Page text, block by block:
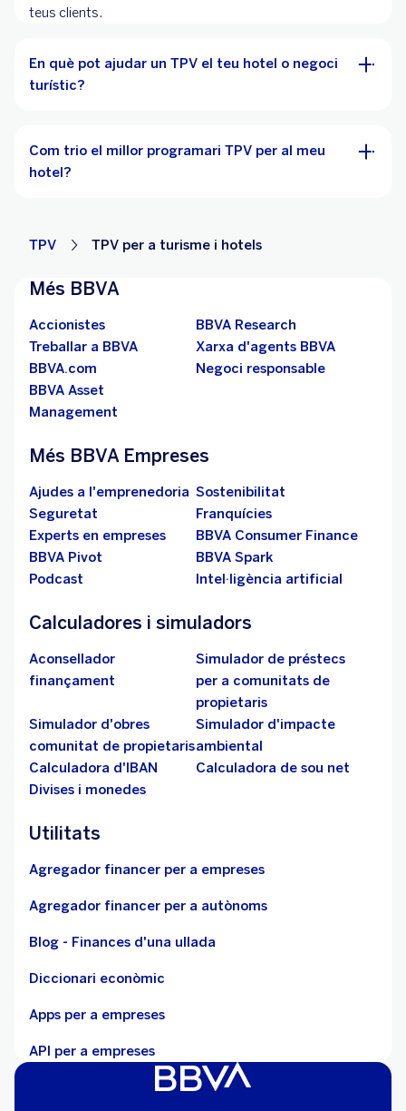
teus clients.
En què pot ajudar un TPV el teu hotel o negoci
turístic?
Com trio el millor programari TPV per al meu
hotel?
TPV TPV per a turisme i hotels
Més BBVA
Accionistes
BBVA Research
Treballar a BBVA
Xarxa d'agents BBVA
BBVA.com
Negoci responsable
BBVA Asset
Management
Més BBVA Empreses
Ajudes a l'emprenedoria Sostenibilitat
Seguretat
Franquícies
Experts en empreses
BBVA Consumer Finance
BBVA Pivot
BBVA Spark
Podcast
Intel·ligència artificial
Calculadores i simuladors
Aconsellador
finançament
Simulador de préstecs
per a comunitats de
propietaris
Simulador d'obres
comunitat de propietaris
Simulador d'impacte
ambiental
Calculadora d'IBAN
Calculadora de sou net
Divises i monedes
Utilitats
Agregador financer per a empreses
Agregador financer per a autònoms
Blog - Finances d'una ullada
Diccionari econòmic
Apps per a empreses
API per a empreses